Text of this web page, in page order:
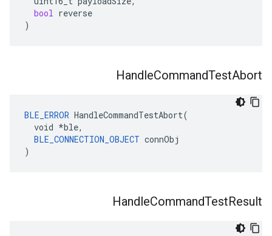
bool reverse
)
HandleCommandTestAbort
BLE_ERROR HandleCommandTestAbort(
  void *ble,
BLE_CONNECTION_OBJECT connObj
)
HandleCommandTestResult